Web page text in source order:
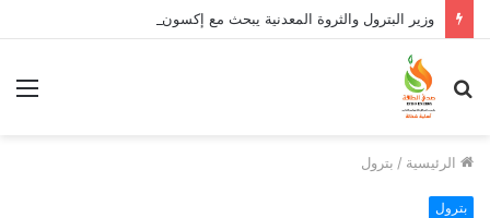
بحث
عن
الرئيسية / بترول
بترول